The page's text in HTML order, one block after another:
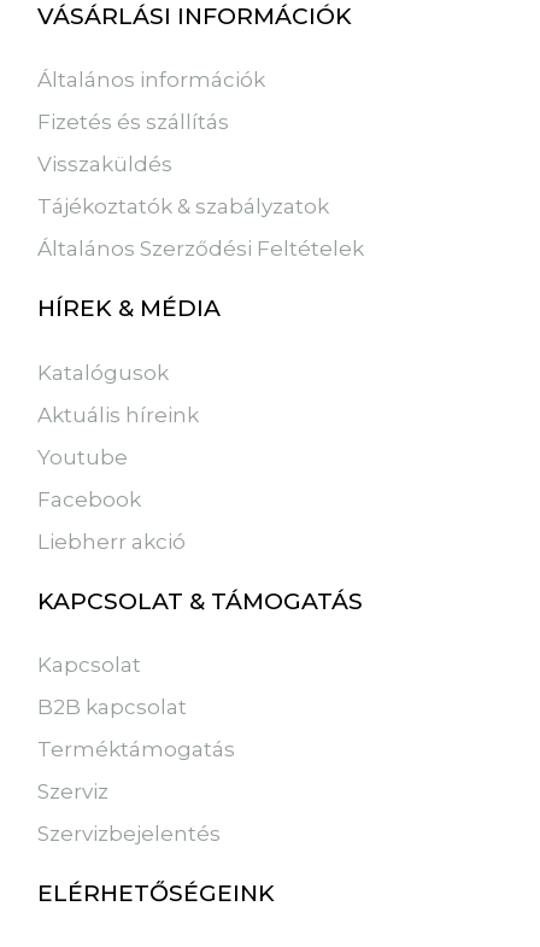
VÁSÁRLÁSI INFORMÁCIÓK
Általános információk
Fizetés és szállítás
Visszaküldés
Tájékoztatók & szabályzatok
Általános Szerződési Feltételek
HÍREK & MÉDIA
Katalógusok
Aktuális híreink
Youtube
Facebook
Liebherr akció
KAPCSOLAT & TÁMOGATÁS
Kapcsolat
B2B kapcsolat
Terméktámogatás
Szerviz
Szervizbejelentés
ELÉRHETŐSÉGEINK